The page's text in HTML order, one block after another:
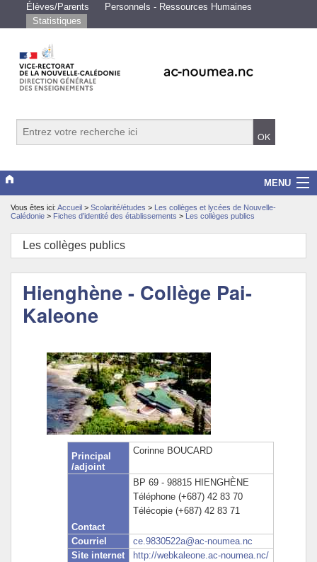
Élèves/Parents
Personnels - Ressources Humaines
Statistiques
MENU
Vice-rectorat
Scolarité/études
Enseignements
Examens/Concours
Vous êtes ici: Accueil > Scolarité/études > Les collèges et lycées de Nouvelle-
Calédonie > Fiches d’identité des établissements > Les collèges publics
Les collèges publics
Hienghène - Collège Pai-
Kaleone
Principal
/adjoint
Corinne BOUCARD
Contact
BP 69 - 98815 HIENGHÈNE
Téléphone (+687) 42 83 70
Télécopie (+687) 42 83 71
Courriel
ce.9830522a@ac-noumea.nc
Site internet
http://webkaleone.ac-noumea.nc/